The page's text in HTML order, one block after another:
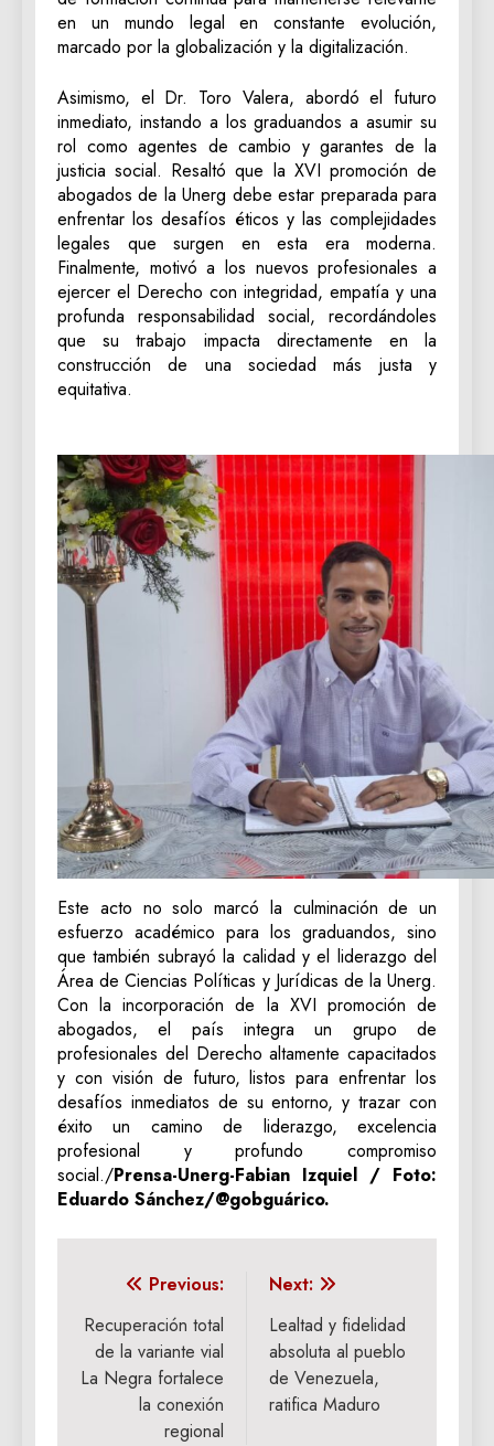
en un mundo legal en constante evolución,
marcado por la globalización y la digitalización.
Asimismo, el Dr. Toro Valera, abordó el futuro
inmediato, instando a los graduandos a asumir su
rol como agentes de cambio y garantes de la
justicia social. Resaltó que la XVI promoción de
abogados de la Unerg debe estar preparada para
enfrentar los desafíos éticos y las complejidades
legales que surgen en esta era moderna.
Finalmente, motivó a los nuevos profesionales a
ejercer el Derecho con integridad, empatía y una
profunda responsabilidad social, recordándoles
que su trabajo impacta directamente en la
construcción de una sociedad más justa y
equitativa.
Este acto no solo marcó la culminación de un
esfuerzo académico para los graduandos, sino
que también subrayó la calidad y el liderazgo del
Área de Ciencias Políticas y Jurídicas de la Unerg.
Con la incorporación de la XVI promoción de
abogados, el país integra un grupo de
profesionales del Derecho altamente capacitados
y con visión de futuro, listos para enfrentar los
desafíos inmediatos de su entorno, y trazar con
éxito un camino de liderazgo, excelencia
profesional y profundo compromiso
social./Prensa-Unerg-Fabian Izquiel / Foto:
Eduardo Sánchez/@gobguárico.
Navegación
de
entradas
Previous:
Recuperación total
de la variante vial
La Negra fortalece
la conexión
regional
Next:
Lealtad y fidelidad
absoluta al pueblo
de Venezuela,
ratifica Maduro